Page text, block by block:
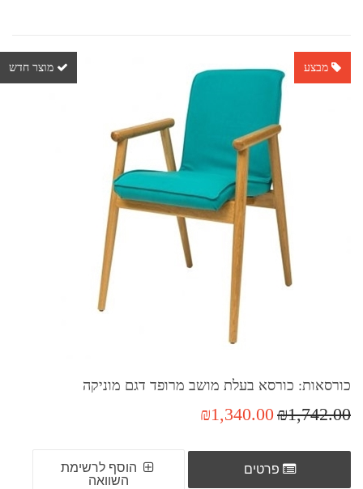
מוצר חדש מבצע
כורסאות: כורסא בעלת מושב מרופד דגם מוניקה
₪1,742.00
₪1,340.00
פרטים
הוסף לרשימת
השוואה